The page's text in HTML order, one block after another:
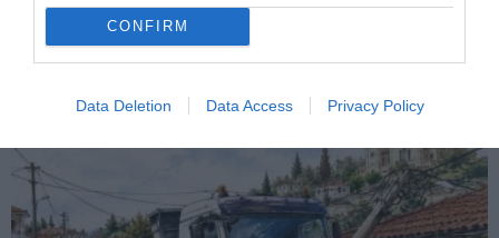
CONFIRM
Data Deletion Data Access Privacy Policy
Μερτς – Ποιοι κρύβονται πίσω από το
παραποιημένο βίντεο
07.08.2026 | 20:48